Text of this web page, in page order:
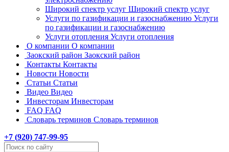
Широкий спектр услуг Широкий спектр услуг
Услуги по газификации и газоснабжению Услуги
по газификации и газоснабжению
Услуги отопления Услуги отопления
О компании О компании
Заокский район Заокский район
Контакты Контакты
Новости Новости
Статьи Статьи
Видео Видео
Инвесторам Инвесторам
FAQ FAQ
Словарь терминов Словарь терминов
+7 (920) 747-99-95